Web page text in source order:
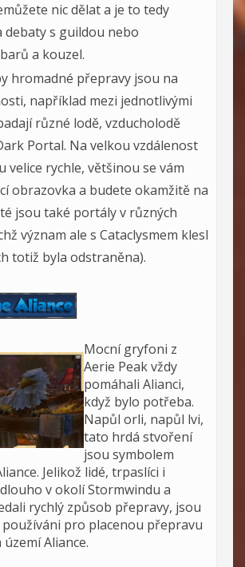
nic dělat a je to tedy
debaty s guildou nebo
a kouzel.
hromadné přepravy jsou na
například mezi jednotlivými
různé lodě, vzducholodě
Portal. Na velkou vzdálenost
velice rychle, většinou se vám
obrazovka a budete okamžitě na
jsou také portály v různých
význam ale s Cataclysmem klesl
totiž byla odstraněna).
Mocní gryfoni z
Aerie Peak vždy
pomáhali Alianci,
když bylo potřeba.
Napůl orli, napůl lvi,
tato hrdá stvoření
jsou symbolem
Jelikož lidé, trpaslíci i
v okolí Stormwindu a
rychlý způsob přepravy, jsou
pro placenou přepravu
Aliance.